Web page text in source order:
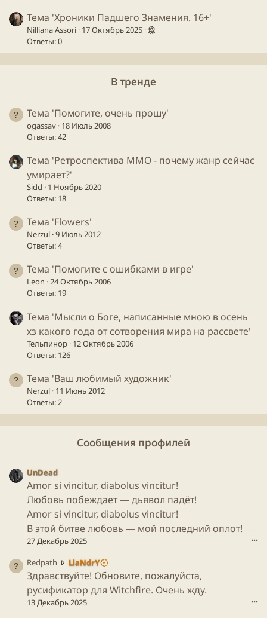
Тема 'Хроники Падшего Знамения. 16+'
Nilliana Assori 17 Октябрь 2025
Ответы: 0
В тренде
Тема 'Помогите, очень прошу'
ogassav 18 Июль 2008
Ответы: 42
Тема 'Ретроспектива ММО - почему жанр сейчас
умирает?'
Sidd
1 Ноябрь 2020
Ответы: 18
Тема 'Flowers'
Nerzul 9 Июль 2012
Ответы: 4
Тема 'Помогите с ошибками в игре'
Leon 24 Октябрь 2006
Ответы: 19
Тема 'Мысли о Боге, написанные мною в осень
хз какого года от сотворения мира на рассвете'
Тельпинор 12 Октябрь 2006
Ответы: 126
Тема 'Ваш любимый художник'
Nerzul 11 Июнь 2012
Ответы: 2
Сообщения профилей
UnDead
Amor si vincitur, diabolus vincitur!
Любовь побеждает — дьявол падёт!
Amor si vincitur, diabolus vincitur!
В этой битве любовь — мой последний оплот!
27 Декабрь 2025 •••
Redpath LiaNdrY
e
d
p
Здравствуйте! Обновите, пожалуйста,
русификатор для Witchfire. Очень жду.
13 Декабрь 2025 •••